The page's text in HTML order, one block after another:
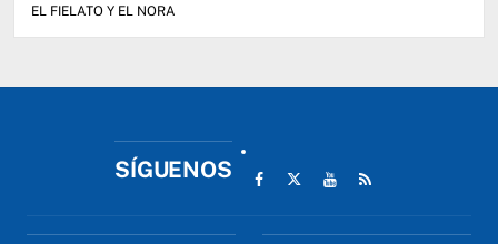
EL FIELATO Y EL NORA
SÍGUENOS